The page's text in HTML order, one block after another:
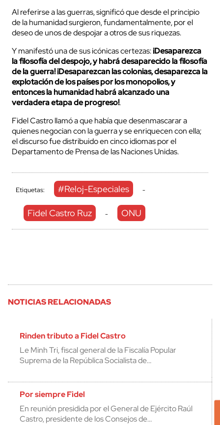
Al referirse a las guerras, significó que desde el principio
de la humanidad surgieron, fundamentalmente, por el
deseo de unos de despojar a otros de sus riquezas.
Y manifestó una de sus icónicas certezas:¡Desaparezca
la filosofía del despojo, y habrá desaparecido la filosofía
de la guerra! ¡Desaparezcan las colonias, desaparezca la
explotación de los países por los monopolios, y
entonces la humanidad habrá alcanzado una
verdadera etapa de progreso!.
Fidel Castro llamó a que había que desenmascarar a
quienes negocian con la guerra y se enriquecen con ella;
el discurso fue distribuido en cinco idiomas por el
Departamento de Prensa de las Naciones Unidas.
Etiquetas: #Reloj-Especiales -
Fidel Castro Ruz - ONU
NOTICIAS RELACIONADAS
Rinden tributo a Fidel Castro
Le Minh Tri, fiscal general de la Fiscalía Popular
Suprema de la República Socialista de…
Por siempre Fidel
En reunión presidida por el General de Ejército Raúl
Castro, presidente de los Consejos de…